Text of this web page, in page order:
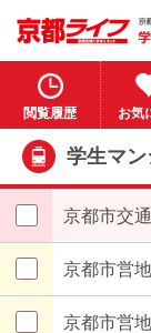
閲覧履歴 お気
学生マ
京都市交
京都市営
京都市営